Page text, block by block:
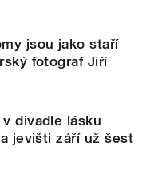
jsou jako staří
fotograf Jiří
divadle lásku
jevišti září už šest